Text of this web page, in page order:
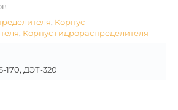
, Корпус
, Корпус гидрораспределителя
170, ДЭТ-320